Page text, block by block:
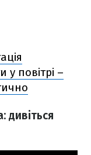
повітрі –
дивіться